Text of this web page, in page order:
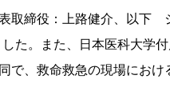
取締役：上路健介、以下
た。また、日本医科大学
で、救命救急の現場にお